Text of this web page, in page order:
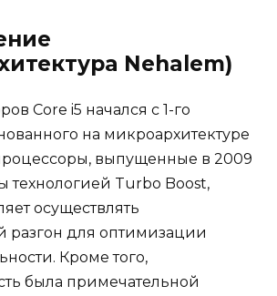
Nehalem)
Core i5 начался с 1-го
на микроархитектуре
выпущенные в 2009
технологией Turbo Boost,
осуществлять
разгон для оптимизации
Кроме того,
была примечательной